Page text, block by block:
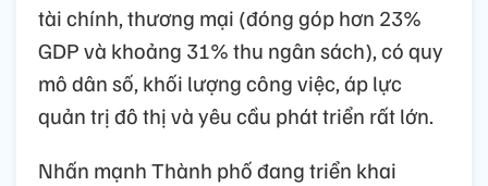
tài chính, thương mại (đóng góp hơn 23%
GDP và khoảng 31% thu ngân sách), có quy
mô dân số, khối lượng công việc, áp lực
quản trị đô thị và yêu cầu phát triển rất lớn.
Nhấn mạnh Thành phố đang triển khai